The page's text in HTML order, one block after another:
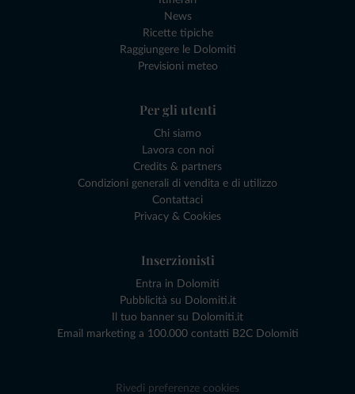
News
Ricette tipiche
Raggiungere le Dolomiti
Previsioni meteo
Per gli utenti
Chi siamo
Lavora con noi
Credits & partners
Condizioni generali di vendita e di utilizzo
Contattaci
Privacy & Cookies
Inserzionisti
Entra in Dolomiti
Pubblicità su Dolomiti.it
Il tuo banner su Dolomiti.it
Email marketing a 100.000 contatti B2C Dolomiti
Rivedi preferenze cookies